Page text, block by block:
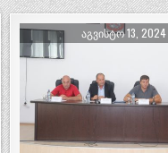
ᲐᲒᲕᲘᲡᲢᲝ 13, 2024